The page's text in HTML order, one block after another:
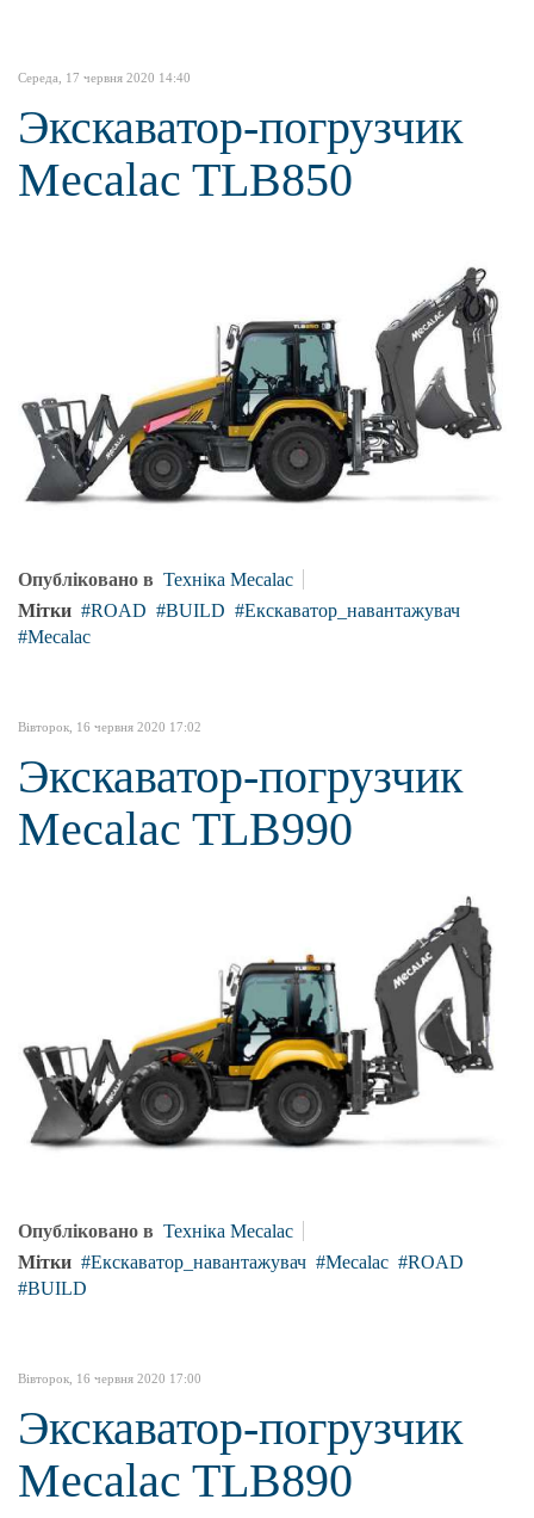
Середа, 17 червня 2020 14:40
Экскаватор-погрузчик
Mecalac TLB850
Опубліковано в Техніка Mecalac
Мітки
ROAD BUILD
Екскаватор_навантажувач
Mecalac
Вівторок, 16 червня 2020 17:02
Экскаватор-погрузчик
Mecalac TLB990
Опубліковано в Техніка Mecalac
Мітки
Екскаватор_навантажувач Mecalac
ROAD
BUILD
Вівторок, 16 червня 2020 17:00
Экскаватор-погрузчик
Mecalac TLB890